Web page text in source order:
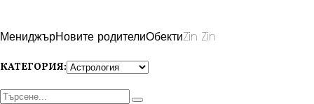
МениджърНовите родителиОбектиZin Zin
КАТЕГОРИЯ: